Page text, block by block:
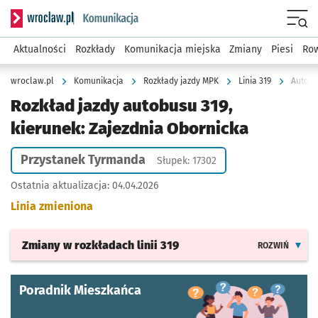
Serwis informacyjny wroclaw.pl podserwis: Komunikacja
Aktualności Rozkłady Komunikacja miejska Zmiany Piesi
wroclaw.pl Komunikacja Rozkłady jazdy MPK Linia 319
Rozkład jazdy autobusu 319,
kierunek: Zajezdnia Obornicka
Przystanek Tyrmanda Słupek: 17302
Ostatnia aktualizacja: 04.04.2026
Linia zmieniona
Zmiany w rozkładach linii 319 ROZWIŃ
Poradnik Mieszkańca